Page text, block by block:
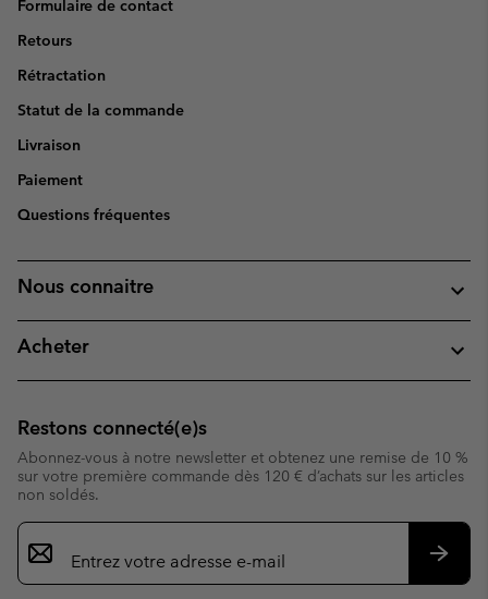
Formulaire de contact
Retours
Rétractation
Statut de la commande
Livraison
Paiement
Questions fréquentes
Nous connaitre
Acheter
Restons connecté(e)s
Abonnez-vous à notre newsletter et obtenez une remise de 10 %
sur votre première commande dès 120 € d’achats sur les articles
non soldés.
Inscription
par
e-